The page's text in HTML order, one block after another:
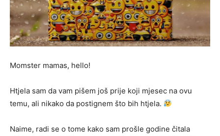
Momster mamas, hello!
Htjela sam da vam pišem još prije koji mjesec na ovu
temu, ali nikako da postignem što bih htjela.
Naime, radi se o tome kako sam prošle godine čitala